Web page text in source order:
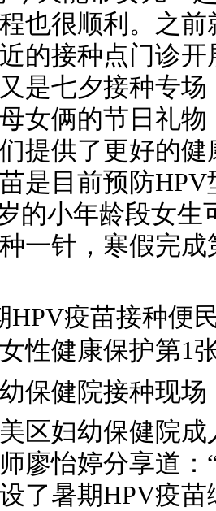
也很顺利。之
的接种点门诊
是七夕接种专
女俩的节日礼
提供了更好的
是目前预防
的小年龄段女
一针，寒假完
保健院接种现场
区妇幼保健院
廖怡婷分享道
了暑期HPV疫